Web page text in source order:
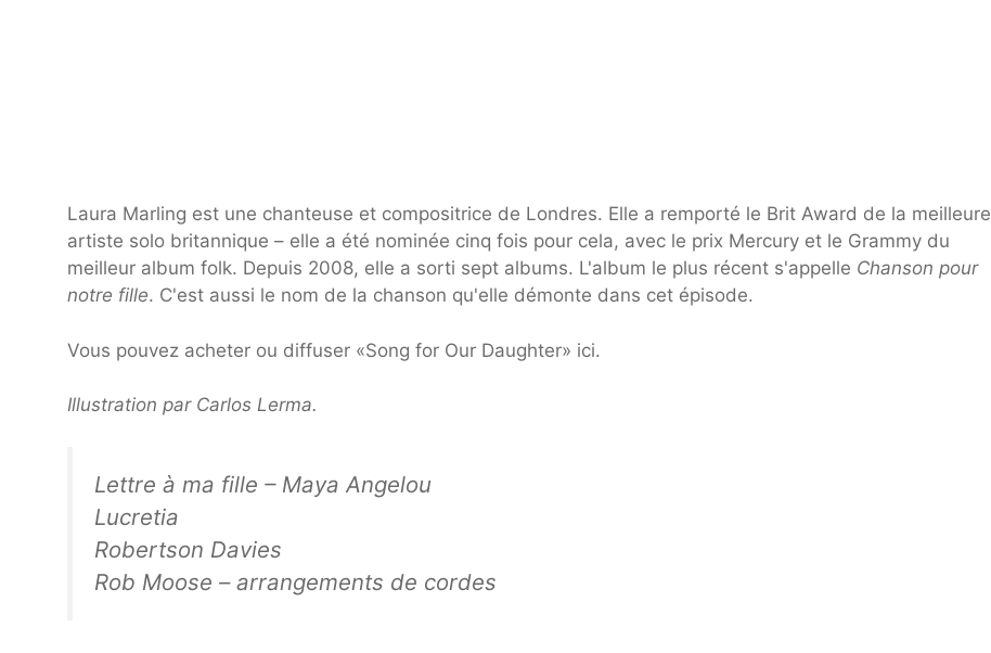
Laura Marling est une chanteuse et compositrice de Londres. Elle a remporté le Brit Award de la meilleure
artiste solo britannique – elle a été nominée cinq fois pour cela, avec le prix Mercury et le Grammy du
meilleur album folk. Depuis 2008, elle a sorti sept albums. L'album le plus récent s'appelle Chanson pour
notre fille. C'est aussi le nom de la chanson qu'elle démonte dans cet épisode.
Vous pouvez acheter ou diffuser «Song for Our Daughter» ici.
Illustration par Carlos Lerma.
Lettre à ma fille – Maya Angelou
Lucretia
Robertson Davies
Rob Moose – arrangements de cordes